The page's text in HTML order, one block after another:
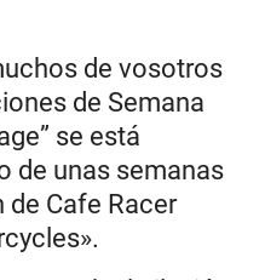
de vosotros
de Semana
se está
de unas semanas
de Cafe Racer